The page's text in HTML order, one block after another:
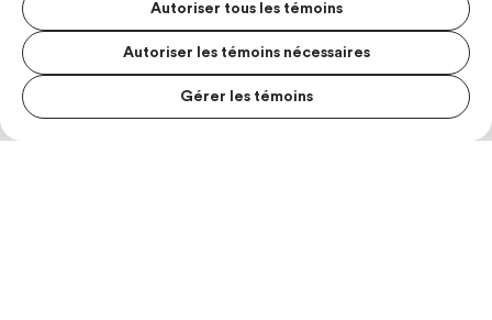
Autoriser tous les témoins
Autoriser les témoins nécessaires
Gérer les témoins
MENU